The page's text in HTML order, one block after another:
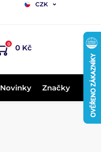
CZK
0 0 Kč
Novinky Značky